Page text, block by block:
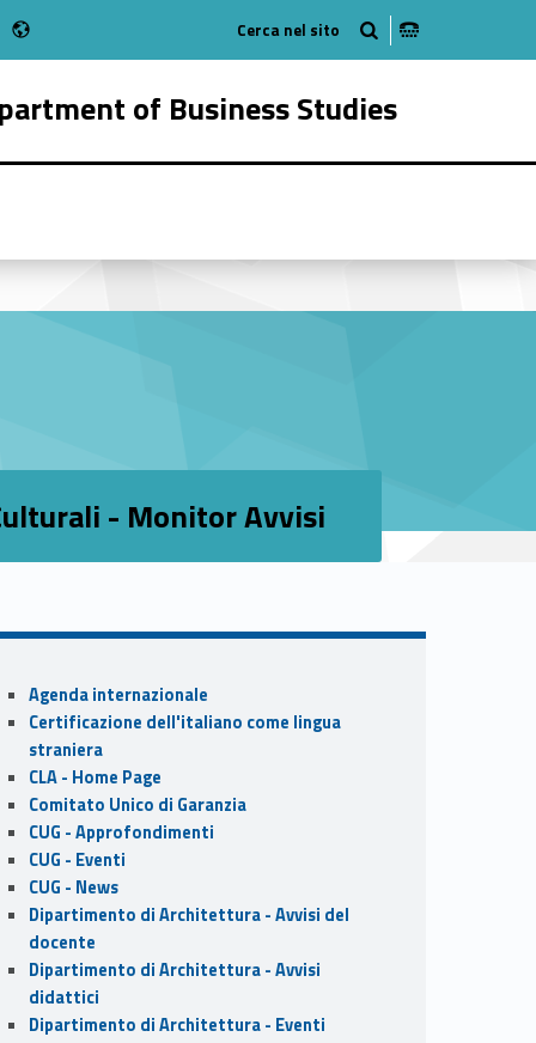
of Business Studies
16
WebMan on Youtube
- Monitor Avvisi
Sidebar
Agenda internazionale
Certificazione dell'italiano come lingua
straniera
CLA - Home Page
Comitato Unico di Garanzia
CUG - Approfondimenti
CUG - Eventi
CUG - News
Dipartimento di Architettura - Avvisi del
docente
Dipartimento di Architettura - Avvisi
didattici
Dipartimento di Architettura - Eventi